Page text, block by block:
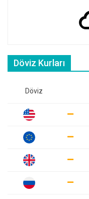
Döviz Kurları
Döviz